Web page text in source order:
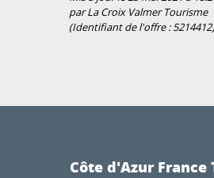
par La Croix Valmer Tourisme
(Identifiant de l'offre :5214412)
Côte d'Azur France